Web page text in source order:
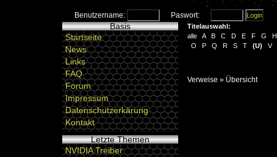
Benutzername: Paswort:
Basis
Startseite
News
Links
FAQ
Forum
Impressum
Datenschutzerkärung
Kontakt
Letzte Themen
NVIDIA Treiber
Titelauswahl:
alle
A B C D E F G H
O
P Q R S T (U) V
Verweise » Übersicht